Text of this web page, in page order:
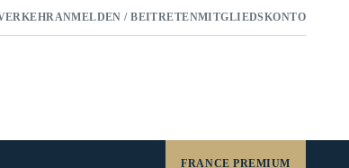
ANMELDEN / BEITRETENMITGLIEDSKONTO
FRANCE PREMIUM